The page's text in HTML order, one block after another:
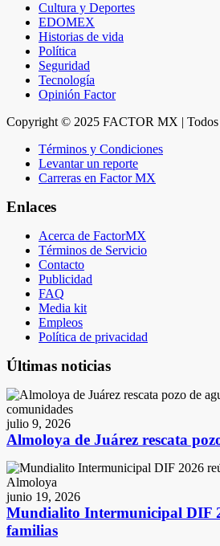
Cultura y Deportes
EDOMEX
Historias de vida
Política
Seguridad
Tecnología
Opinión Factor
Copyright © 2025 FACTOR MX | Todos
Términos y Condiciones
Levantar un reporte
Carreras en Factor MX
Enlaces
Acerca de FactorMX
Términos de Servicio
Contacto
Publicidad
FAQ
Media kit
Empleos
Política de privacidad
Últimas noticias
julio 9, 2026
Almoloya de Juárez rescata
junio 19, 2026
Mundialito Intermunicipal DIF
familias